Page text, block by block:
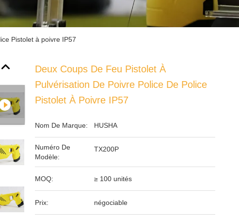
Pistolet à poivre IP57
Deux Coups De Feu Pistolet À
Pulvérisation De Poivre Police De Police
Pistolet À Poivre IP57
Nom De Marque: HUSHA
Numéro De
Modèle:
TX200P
MOQ: ≥ 100 unités
Prix: négociable